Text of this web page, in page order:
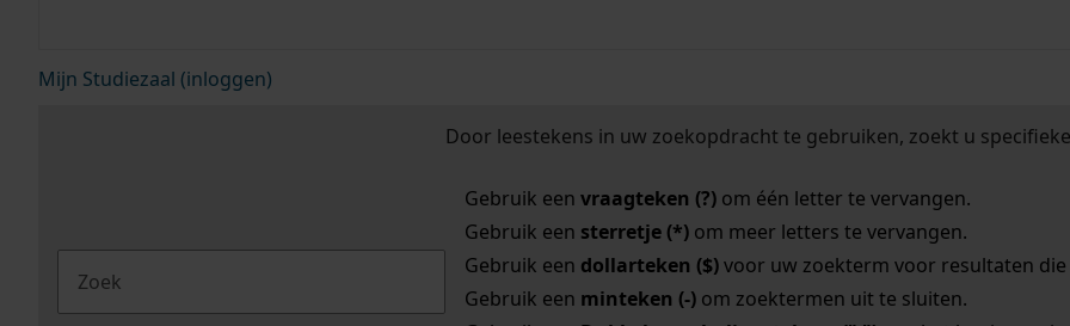
Mijn Studiezaal (inloggen)
Door leestekens in uw zoekopdracht te gebruiken, zoekt u
Gebruik een vraagteken (?)om één letter te vervangen.
Gebruik een sterretje (*)om meer letters te vervangen.
Gebruik een dollarteken ($)voor uw zoekterm voor resultaten die
Gebruik een minteken (-)om zoektermen uit te sluiten.